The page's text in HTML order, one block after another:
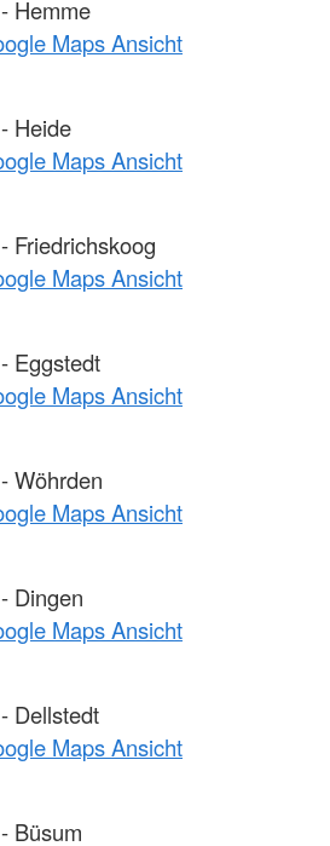
Hemme
Maps Ansicht
Heide
Maps Ansicht
Friedrichskoog
Maps Ansicht
Eggstedt
Maps Ansicht
Wöhrden
Maps Ansicht
Dingen
Maps Ansicht
Dellstedt
Maps Ansicht
Büsum